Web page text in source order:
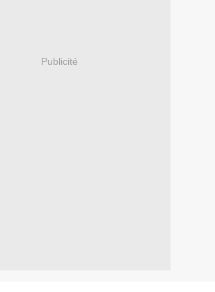
Publicité